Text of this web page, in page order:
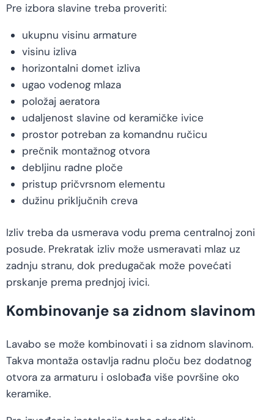
Pre izbora slavine treba proveriti:
ukupnu visinu armature
visinu izliva
horizontalni domet izliva
ugao vodenog mlaza
položaj aeratora
udaljenost slavine od keramičke ivice
prostor potreban za komandnu ručicu
prečnik montažnog otvora
debljinu radne ploče
pristup pričvrsnom elementu
dužinu priključnih creva
Izliv treba da usmerava vodu prema centralnoj zoni
posude. Prekratak izliv može usmeravati mlaz uz
zadnju stranu, dok predugačak može povećati
prskanje prema prednjoj ivici.
Kombinovanje sa zidnom slavinom
Lavabo se može kombinovati i sa zidnom slavinom.
Takva montaža ostavlja radnu ploču bez dodatnog
otvora za armaturu i oslobađa više površine oko
keramike.